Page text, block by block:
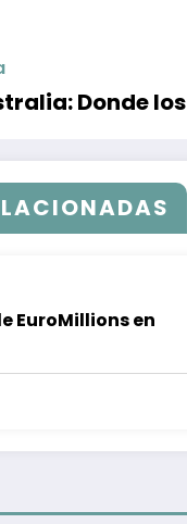
Donde
EuroMillions en